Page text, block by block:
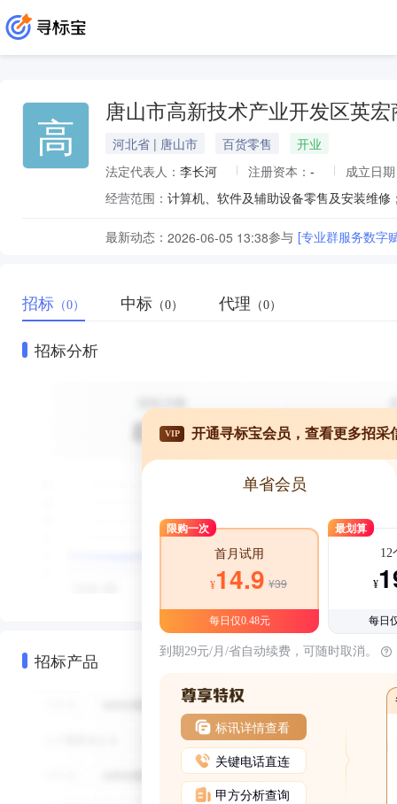
高 唐山市高新技术产业开发区英宏
河北省 | 唐山市 百货零售
开业
法定代表人： 李长河 注册资本： -
成立日
经营范围：
最新动态： 2026-06-05 13:38参与 [专业群服务数字
招标 （0） 中标 （0） 代理 （0）
招标分析
招标产品
VIP 开通寻标宝会员，查看更多招采
单省会员
限购一次
首月试用
¥14.9 ¥39
每日仅0.48元
最划算
12
¥
每日
到期29元/月/省自动续费，可随时取消。
标讯详情查看
关键电话直连
甲方分析查询